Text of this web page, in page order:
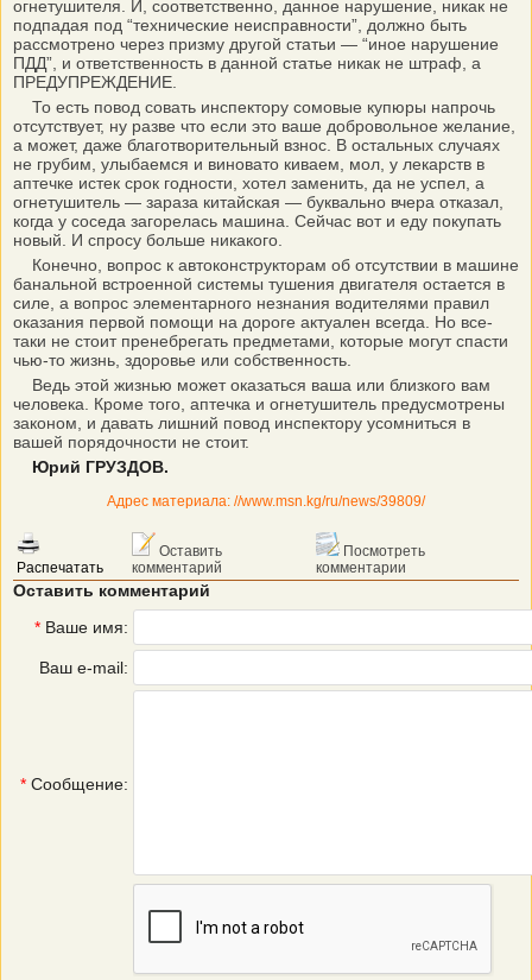
огнетушителя. И, соответственно, данное нарушение, никак не
подпадая под “технические неисправности”, должно быть
рассмотрено через призму другой статьи — “иное нарушение
ПДД”, и ответственность в данной статье никак не штраф, а
ПРЕДУПРЕЖДЕНИЕ.
То есть повод совать инспектору сомовые купюры напрочь
отсутствует, ну разве что если это ваше добровольное желание,
а может, даже благотворительный взнос. В остальных случаях
не грубим, улыбаемся и виновато киваем, мол, у лекарств в
аптечке истек срок годности, хотел заменить, да не успел, а
огнетушитель — зараза китайская — буквально вчера отказал,
когда у соседа загорелась машина. Сейчас вот и еду покупать
новый. И спросу больше никакого.
Конечно, вопрос к автоконструкторам об отсутствии в машине
банальной встроенной системы тушения двигателя остается в
силе, а вопрос элементарного незнания водителями правил
оказания первой помощи на дороге актуален всегда. Но все-
таки не стоит пренебрегать предметами, которые могут спасти
чью-то жизнь, здоровье или собственность.
Ведь этой жизнью может оказаться ваша или близкого вам
человека. Кроме того, аптечка и огнетушитель предусмотрены
законом, и давать лишний повод инспектору усомниться в
вашей порядочности не стоит.
Юрий ГРУЗДОВ.
Адрес материала: //www.msn.kg/ru/news/39809/
Распечатать
Оставить
комментарий
Посмотреть
комментарии
Оставить комментарий
* Ваше имя:
Ваш e-mail:
* Сообщение: